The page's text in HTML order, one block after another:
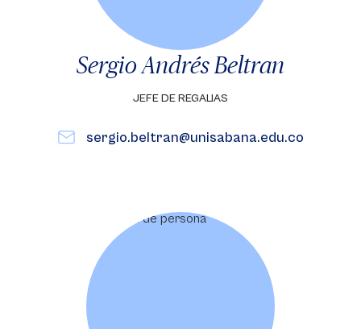
Sergio Andrés Beltran
JEFE DE REGALIAS
sergio.beltran@unisabana.edu.co